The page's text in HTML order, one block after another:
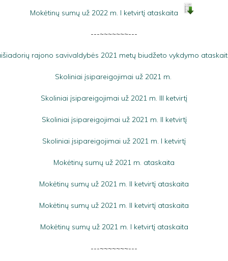
Mokėtinų sumų už 2022 m. I ketvirtį ataskaita
---~~~~~~~---
rajono savivaldybės 2021 metų biudžeto vykdymo
Skoliniai įsipareigojimai už 2021 m.
Skoliniai įsipareigojimai už 2021 m. III ketvirtį
Skoliniai įsipareigojimai už 2021 m. II ketvirtį
Skoliniai įsipareigojimai už 2021 m. I ketvirtį
Mokėtinų sumų už 2021 m. ataskaita
Mokėtinų sumų už 2021 m. II ketvirtį ataskaita
Mokėtinų sumų už 2021 m. II ketvirtį ataskaita
Mokėtinų sumų už 2021 m. I ketvirtį ataskaita
---~~~~~~~---